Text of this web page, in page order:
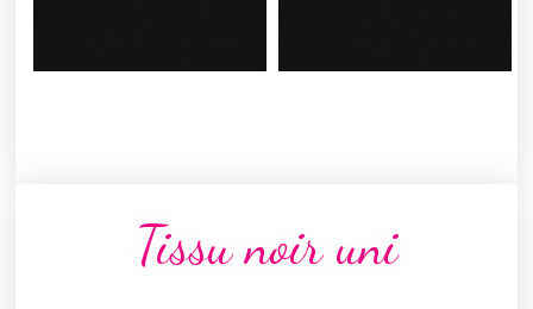
Tissu noir uni